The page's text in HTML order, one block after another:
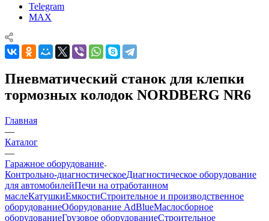
Telegram
MAX
Пневматический станок для клепки
тормозных колодок NORDBERG NR6
Главная
—
Каталог
—
Гаражное оборудование
Контрольно-диагностическоеДиагностическое оборудование
для автомобилейПечи на отработанном
маслеКатушкиЕмкостиСтроительное и производственное
оборудованиеОборудование AdBlueМаслосборное
оборудованиеГрузовое оборудованиеСтроительное